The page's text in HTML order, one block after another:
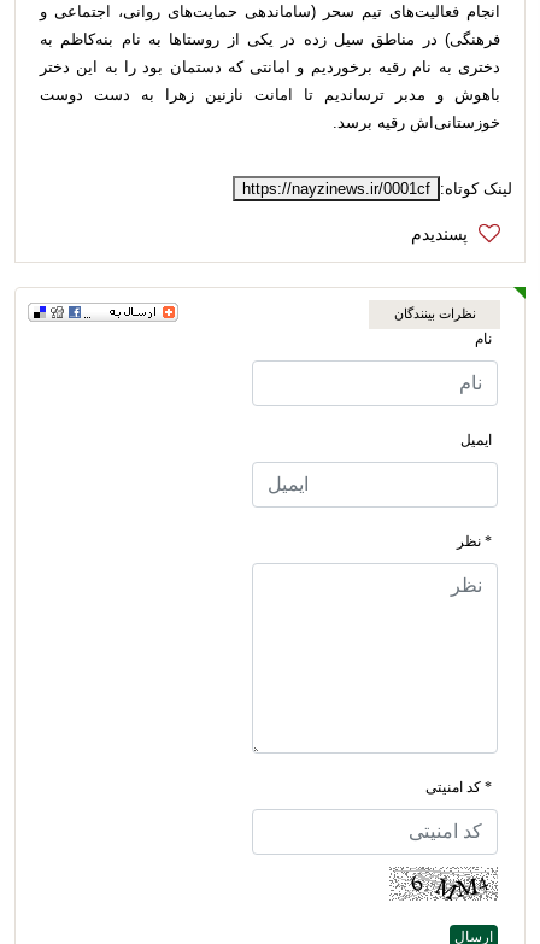
انجام فعالیت‌های تیم سحر (ساماندهی حمایت‌های روانی، اجتماعی و
فرهنگی) در مناطق سیل زده در یکی از روستاها به نام بنه‌کاظم به
دختری به نام رقیه برخوردیم و امانتی که دستمان بود را به این دختر
باهوش و مدبر ترساندیم تا امانت نازنین زهرا به دست دوست
خوزستانی‌اش رقیه برسد.
لینک کوتاه: https://nayzinews.ir/0001cf
نظرات بینندگان
نام
ایمیل
* نظر
* کد امنیتی